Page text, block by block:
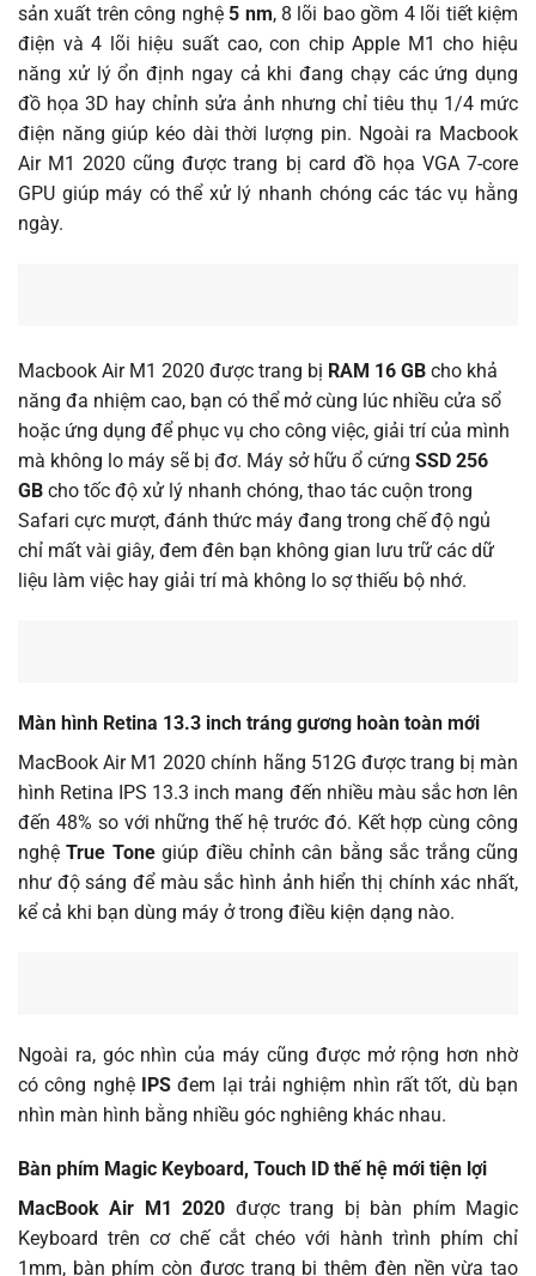
sản xuất trên công nghệ 5 nm, 8 lõi bao gồm 4 lõi tiết kiệm
điện và 4 lõi hiệu suất cao, con chip Apple M1 cho hiệu
năng xử lý ổn định ngay cả khi đang chạy các ứng dụng
đồ họa 3D hay chỉnh sửa ảnh nhưng chỉ tiêu thụ 1/4 mức
điện năng giúp kéo dài thời lượng pin. Ngoài ra Macbook
Air M1 2020 cũng được trang bị card đồ họa VGA 7-core
GPU giúp máy có thể xử lý nhanh chóng các tác vụ hằng
ngày.
Macbook Air M1 2020 được trang bị RAM 16 GB cho khả
năng đa nhiệm cao, bạn có thể mở cùng lúc nhiều cửa sổ
hoặc ứng dụng để phục vụ cho công việc, giải trí của mình
mà không lo máy sẽ bị đơ. Máy sở hữu ổ cứng SSD 256
GB cho tốc độ xử lý nhanh chóng, thao tác cuộn trong
Safari cực mượt, đánh thức máy đang trong chế độ ngủ
chỉ mất vài giây, đem đên bạn không gian lưu trữ các dữ
liệu làm việc hay giải trí mà không lo sợ thiếu bộ nhớ.
Màn hình Retina 13.3 inch tráng gương hoàn toàn mới
MacBook Air M1 2020 chính hãng 512G được trang bị màn
hình Retina IPS 13.3 inch mang đến nhiều màu sắc hơn lên
đến 48% so với những thế hệ trước đó. Kết hợp cùng công
nghệTrue Tonegiúp điều chỉnh cân bằng sắc trắng cũng
như độ sáng để màu sắc hình ảnh hiển thị chính xác nhất,
kể cả khi bạn dùng máy ở trong điều kiện dạng nào.
Ngoài ra, góc nhìn của máy cũng được mở rộng hơn nhờ
có công nghệ IPS đem lại trải nghiệm nhìn rất tốt, dù bạn
nhìn màn hình bằng nhiều góc nghiêng khác nhau.
Bàn phím Magic Keyboard, Touch ID thế hệ mới tiện lợi
MacBook Air M1 2020 được trang bị bàn phím Magic
Keyboard trên cơ chế cắt chéo với hành trình phím chỉ
1mm, bàn phím còn được trang bị thêm đèn nền vừa tạo